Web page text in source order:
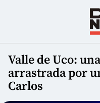
Valle de Uco:
arrastrada por
Carlos